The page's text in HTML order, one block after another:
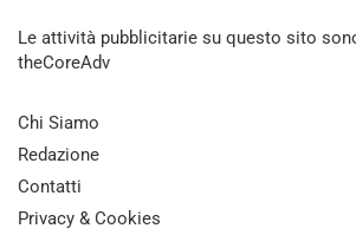
Le attività pubblicitarie su questo sito
theCoreAdv
Chi Siamo
Redazione
Contatti
Privacy & Cookies